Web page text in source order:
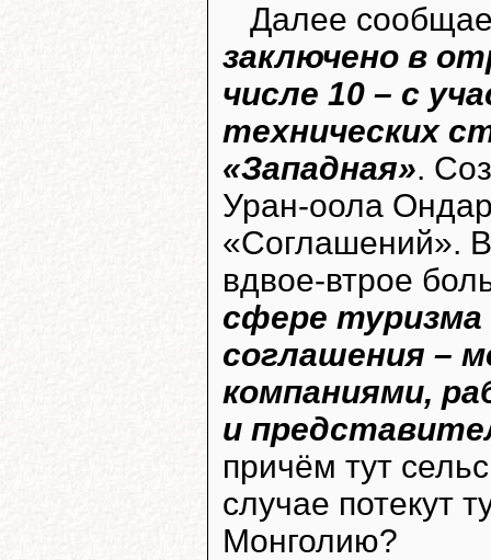
Далее
заключено в
числе 10 – с
технических
«Западная».
Уран-оола
«Соглашений». В
вдвое-втрое
сфере
соглашения –
компаниями,
и
причём тут
случае потекут
Монголию?